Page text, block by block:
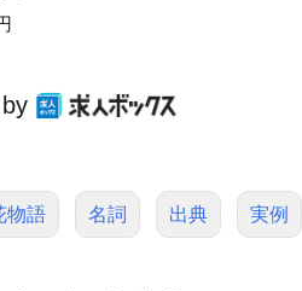
物語 名詞 出典 実例